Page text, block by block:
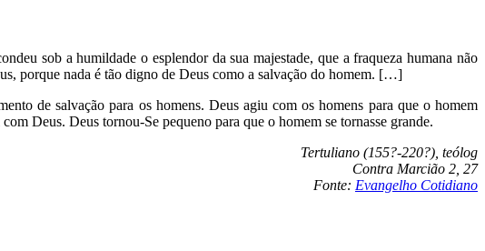
sob a humildade o esplendor da sua majestade, que a fraqueza humana não
porque nada é tão digno de Deus como a salvação do homem. […]
de salvação para os homens. Deus agiu com os homens para que o homem
Deus. Deus tornou-Se pequeno para que o homem se tornasse grande.
Tertuliano (155?-220?), teólog
Contra Marcião 2, 27
Fonte: Evangelho Cotidiano